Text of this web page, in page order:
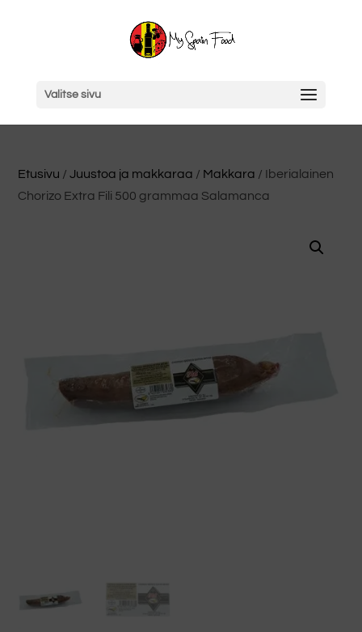
Valitse sivu
Etusivu /Juustoa ja makkaraa / Makkara / Iberialainen
Chorizo Extra Fili 500 grammaa Salamanca